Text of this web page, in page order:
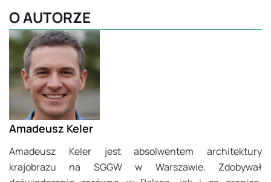
O AUTORZE
Amadeusz Keler
Amadeusz Keler jest absolwentem architektury
krajobrazu na SGGW w Warszawie. Zdobywał